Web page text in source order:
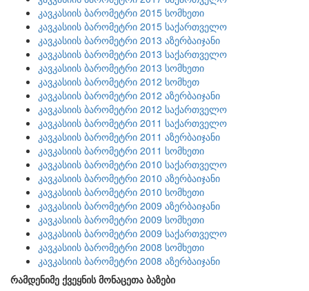
კავკასიის ბარომეტრი 2015 სომხეთი
კავკასიის ბარომეტრი 2015 საქართველო
კავკასიის ბარომეტრი 2013 აზერბაიჯანი
კავკასიის ბარომეტრი 2013 საქართველო
კავკასიის ბარომეტრი 2013 სომხეთი
კავკასიის ბარომეტრი 2012 სომხეთ
კავკასიის ბარომეტრი 2012 აზერბაიჯანი
კავკასიის ბარომეტრი 2012 საქართველო
კავკასიის ბარომეტრი 2011 საქართველო
კავკასიის ბარომეტრი 2011 აზერბაიჯანი
კავკასიის ბარომეტრი 2011 სომხეთი
კავკასიის ბარომეტრი 2010 საქართველო
კავკასიის ბარომეტრი 2010 აზერბაიჯანი
კავკასიის ბარომეტრი 2010 სომხეთი
კავკასიის ბარომეტრი 2009 აზერბაიჯანი
კავკასიის ბარომეტრი 2009 სომხეთი
კავკასიის ბარომეტრი 2009 საქართველო
კავკასიის ბარომეტრი 2008 სომხეთი
კავკასიის ბარომეტრი 2008 აზერბაიჯანი
რამდენიმე ქვეყნის მონაცეთა ბაზები